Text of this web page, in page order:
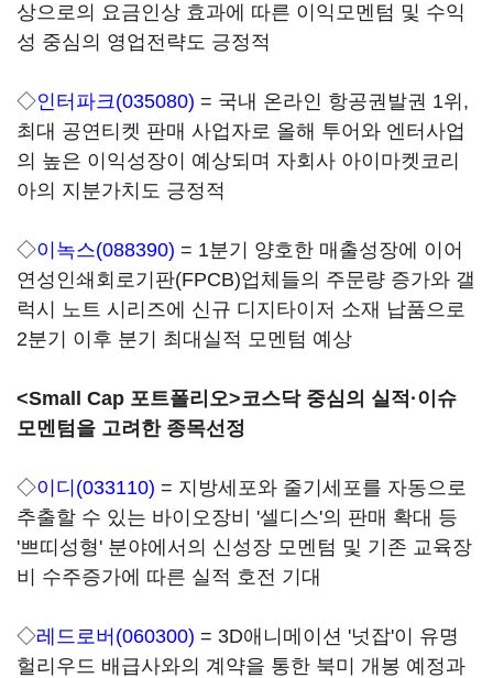
상으로의 요금인상 효과에 따른 이익모멘텀 및 수익
성 중심의 영업전략도 긍정적
◇인터파크(035080) = 국내 온라인 항공권발권 1위,
최대 공연티켓 판매 사업자로 올해 투어와 엔터사업
의 높은 이익성장이 예상되며 자회사 아이마켓코리
아의 지분가치도 긍정적
◇이녹스(088390) = 1분기 양호한 매출성장에 이어
연성인쇄회로기판(FPCB)업체들의 주문량 증가와 갤
럭시 노트 시리즈에 신규 디지타이저 소재 납품으로
2분기 이후 분기 최대실적 모멘텀 예상
<Small Cap 포트폴리오>코스닥 중심의 실적·이슈
모멘텀을 고려한 종목선정
◇이디(033110) = 지방세포와 줄기세포를 자동으로
추출할 수 있는 바이오장비 '셀디스'의 판매 확대 등
'쁘띠성형' 분야에서의 신성장 모멘텀 및 기존 교육장
비 수주증가에 따른 실적 호전 기대
◇레드로버(060300) = 3D애니메이션 '넛잡'이 유명
헐리우드 배급사와의 계약을 통한 북미 개봉 예정과